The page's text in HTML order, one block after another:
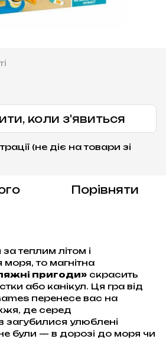
коли з'явиться
(не діє на товари зі
Порівняти
теплим літом і
моря, то магнітна
пригоди» скрасить
або канікул. Ця гра від
перенесе вас на
де серед
загубилися улюблені
були — в дорозі до моря чи